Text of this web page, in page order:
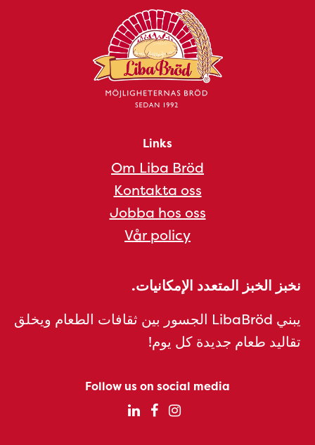
Links
Om Liba Bröd
Kontakta oss
Jobba hos oss
Vår policy
نخبز الخبز المتعدد الإمكانيات.
يبني LibaBröd الجسور بين ثقافات الطعام ويخلق
تقاليد طعام جديدة كل يوم!
Follow us on social media